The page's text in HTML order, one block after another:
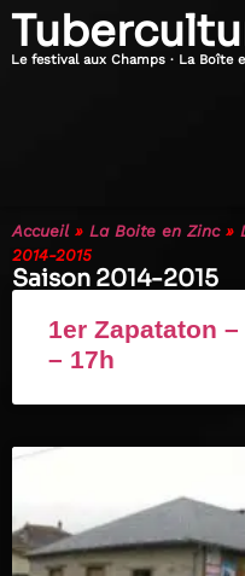
Le festival aux Champs · La Boîte
Accueil» La Boite en Zinc»
2014-2015
Saison 2014-2015
1er Zapataton
– 17h